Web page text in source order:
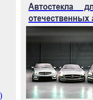
Автостекла
отечественных